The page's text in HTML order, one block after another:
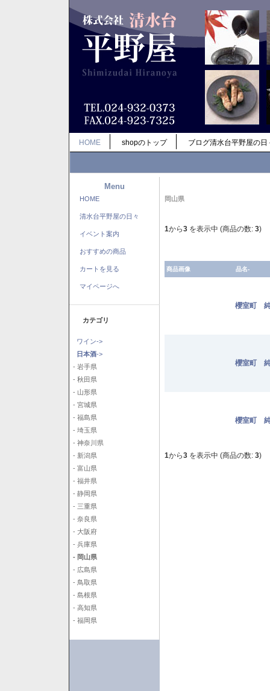
HOME shopのトップ ブログ清水台平野屋の日
Menu
HOME
清水台平野屋の日々
イベント案内
おすすめの商品
カートを見る
マイページへ
カテゴリ
ワイン->
日本酒->
- 岩手県
- 秋田県
- 山形県
- 宮城県
- 福島県
- 埼玉県
- 神奈川県
- 新潟県
- 富山県
- 福井県
- 静岡県
- 三重県
- 奈良県
- 大阪府
- 兵庫県
- 岡山県
- 広島県
- 鳥取県
- 島根県
- 高知県
- 福岡県
岡山県
1から3 を表示中 (商品の数: 3)
商品画像 品名-
櫻室町
櫻室町
櫻室町
1から3 を表示中 (商品の数: 3)